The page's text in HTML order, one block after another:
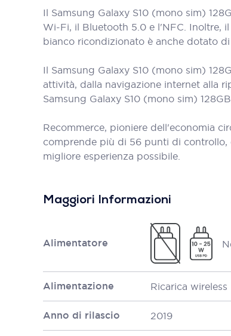
Il Samsung Galaxy S10 (mono sim)
Wi-Fi, il Bluetooth 5.0 e l'NFC. Inoltre,
bianco ricondizionato è anche dotato di
Il Samsung Galaxy S10 (mono sim)
attività, dalla navigazione internet alla
Samsung Galaxy S10 (mono sim)
Recommerce, pioniere dell'economia
comprende più di 56 punti di controllo,
migliore esperienza possibile.
Maggiori Informazioni
Alimentatore
Alimentazione Ricarica wireless
Anno di rilascio 2019